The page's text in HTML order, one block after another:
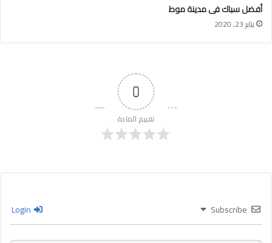
أفضل سباك فى مدينة موط
يناير 23, 2020
0
تقييم المادة
Subscribe